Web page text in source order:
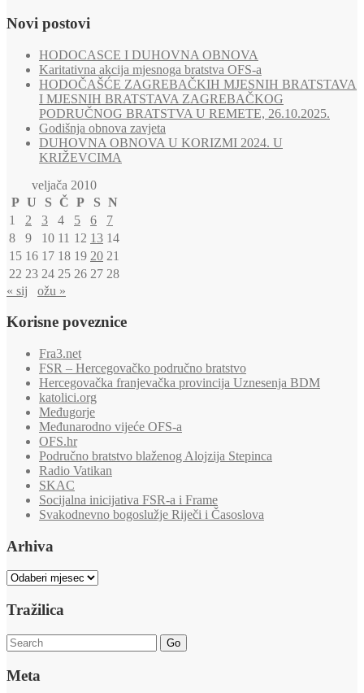
Novi postovi
HODOCASCE I DUHOVNA OBNOVA
Karitativna akcija mjesnoga bratstva OFS-a
HODOČAŠĆE ZAGREBAČKIH MJESNIH BRATSTAVA
I MJESNIH BRATSTAVA ZAGREBAČKOG
PODRUČNOG BRATSTVA U REMETE, 26.10.2025.
Godišnja obnova zavjeta
DUHOVNA OBNOVA U KORIZMI 2024. U
KRIŽEVCIMA
veljača 2010
P U S Č P S N
1
2 3 4 5 6
7
8
9 10 11 12 13 14
15 16 17 18 19 20 21
22 23 24 25 26 27 28
« sij
ožu »
Korisne poveznice
Fra3.net
FSR – Hercegovačko područno bratstvo
Hercegovačka franjevačka provincija Uznesenja BDM
katolici.org
Međugorje
Međunarodno vijeće OFS-a
OFS.hr
Područno bratstvo blaženog Alojzija Stepinca
Radio Vatikan
SKAC
Socijalna inicijativa FSR-a i Frame
Svakodnevno bogoslužje Riječi i Časoslova
Arhiva
Arhiva
Tražilica
Go
Meta